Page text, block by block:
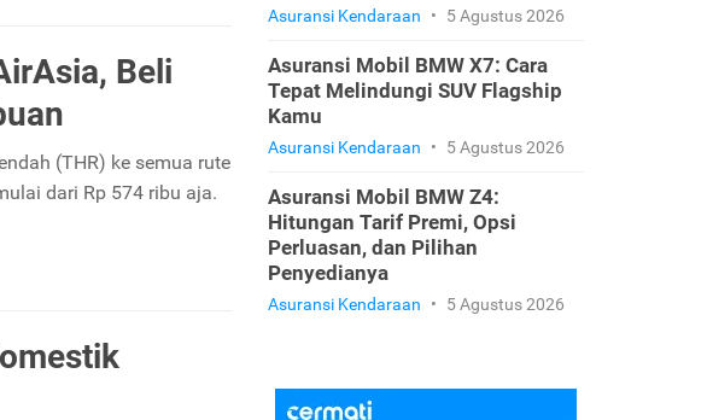
Beli
(THR) ke semua rute
dari Rp 574 ribu aja.
Asuransi Kendaraan • 5 Agustus 2026
Asuransi Mobil BMW X7: Cara
Tepat Melindungi SUV Flagship
Kamu
Asuransi Kendaraan • 5 Agustus 2026
Asuransi Mobil BMW Z4:
Hitungan Tarif Premi, Opsi
Perluasan, dan Pilihan
Penyedianya
Asuransi Kendaraan • 5 Agustus 2026